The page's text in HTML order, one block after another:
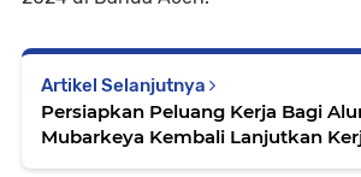
Artikel Selanjutnya
Persiapkan Peluang Kerja Bagi
Mubarkeya Kembali Lanjutkan